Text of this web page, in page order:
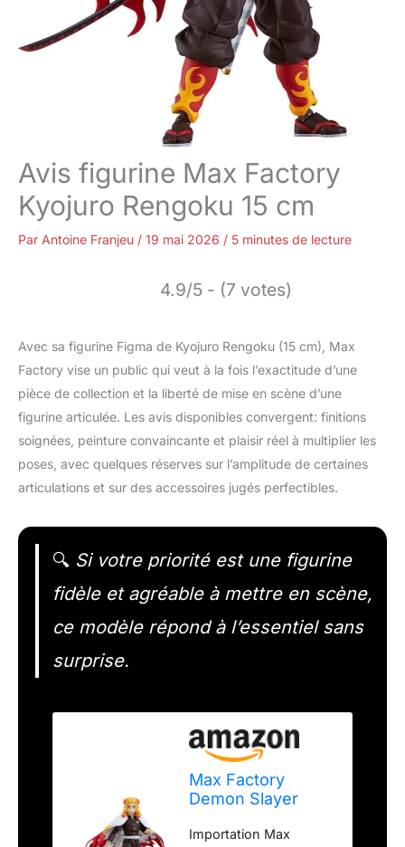
Avis figurine Max Factory
Kyojuro Rengoku 15 cm
Par Antoine Franjeu / 19 mai 2026 / 5 minutes de lecture
4.9/5 - (7 votes)
Avec sa figurine Figma de Kyojuro Rengoku (15 cm), Max
Factory vise un public qui veut à la fois l’exactitude d’une
pièce de collection et la liberté de mise en scène d’une
figurine articulée. Les avis disponibles convergent: finitions
soignées, peinture convaincante et plaisir réel à multiplier les
poses, avec quelques réserves sur l’amplitude de certaines
articulations et sur des accessoires jugés perfectibles.
🔍 Si votre priorité est une figurine
fidèle et agréable à mettre en scène,
ce modèle répond à l’essentiel sans
surprise.
Max Factory
Demon Slayer
no Yaiba Figma
Importation Max